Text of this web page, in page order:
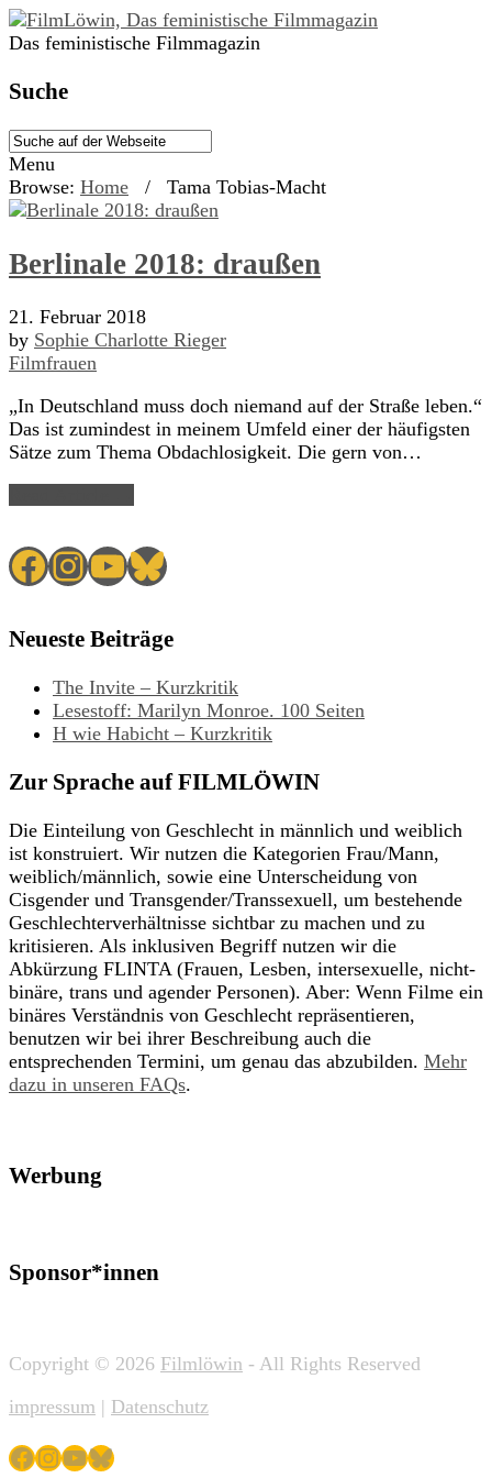
Das feministische Filmmagazin
Suche
Menu
Browse: Home / Tama Tobias-Macht
Berlinale 2018: draußen
21. Februar 2018
by Sophie Charlotte Rieger
Filmfrauen
„In Deutschland muss doch niemand auf der Straße leben.“
Das ist zumindest in meinem Umfeld einer der häufigsten
Sätze zum Thema Obdachlosigkeit. Die gern von…
Facebook
Instagram
YouTube
Bluesky
Neueste Beiträge
The Invite – Kurzkritik
Lesestoff: Marilyn Monroe. 100 Seiten
H wie Habicht – Kurzkritik
Zur Sprache auf FILMLÖWIN
Die Einteilung von Geschlecht in männlich und weiblich
ist konstruiert. Wir nutzen die Kategorien Frau/Mann,
weiblich/männlich, sowie eine Unterscheidung von
Cisgender und Transgender/Transsexuell, um bestehende
Geschlechterverhältnisse sichtbar zu machen und zu
kritisieren. Als inklusiven Begriff nutzen wir die
Abkürzung FLINTA (Frauen, Lesben, intersexuelle, nicht-
binäre, trans und agender Personen). Aber: Wenn Filme ein
binäres Verständnis von Geschlecht repräsentieren,
benutzen wir bei ihrer Beschreibung auch die
entsprechenden Termini, um genau das abzubilden. Mehr
dazu in unseren FAQs.
Werbung
Sponsor*innen
Copyright © 2026 Filmlöwin - All Rights Reserved
impressum | Datenschutz
Facebook
Instagram
YouTube
Bluesky